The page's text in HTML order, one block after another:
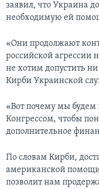
заявил, что Украина
необходимую ей
«Они продолжают
российской агрессии
не хотим допустить
Кирби Украинской
«Вот почему мы будем
Конгрессом, чтобы
дополнительное
По словам Кирби,
американской
позволит нам